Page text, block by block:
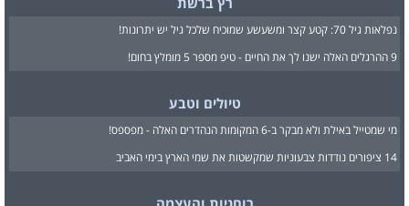
נפלאות גיל 70: קטע קצר ומשעשע שמוכיח שלכל גיל יש יתרונות!
9 ההרגלים האלה ישנו לך את החיים - טיפ מספר 5 מומלץ בחום!
טיולים וטבע
מי שמטייל באילת ולא מבקר ב-6 המקומות הנהדרים האלה - מפספס!
14 ציפורים נודדות צבעוניות שמקשטות את שמי הארץ בימי האביב